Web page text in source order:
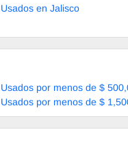
en Jalisco
por menos de $
por menos de $